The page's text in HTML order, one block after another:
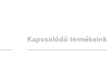
Kapcsolódó termékeink